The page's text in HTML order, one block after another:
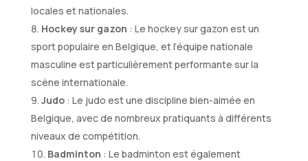
locales et nationales.
Hockey sur gazon : Le hockey sur gazon est un
sport populaire en Belgique, et l’équipe nationale
masculine est particulièrement performante sur la
scène internationale.
Judo: Le judo est une discipline bien-aimée en
Belgique, avec de nombreux pratiquants à différents
niveaux de compétition.
Badminton : Le badminton est également